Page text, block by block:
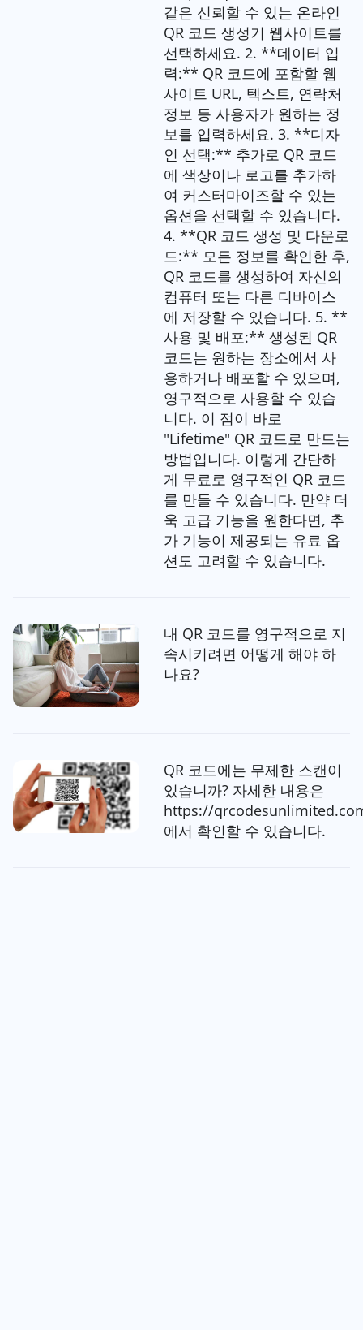
같은 신뢰할 수 있는 온라인
QR 코드 생성기 웹사이트를
선택하세요. 2. **데이터 입
력:** QR 코드에 포함할 웹
사이트 URL, 텍스트, 연락처
정보 등 사용자가 원하는 정
보를 입력하세요. 3. **디자
인 선택:** 추가로 QR 코드
에 색상이나 로고를 추가하
여 커스터마이즈할 수 있는
옵션을 선택할 수 있습니다.
4. **QR 코드 생성 및 다운로
드:** 모든 정보를 확인한 후,
QR 코드를 생성하여 자신의
컴퓨터 또는 다른 디바이스
에 저장할 수 있습니다. 5. **
사용 및 배포:** 생성된 QR
코드는 원하는 장소에서 사
용하거나 배포할 수 있으며,
영구적으로 사용할 수 있습
니다. 이 점이 바로
"Lifetime" QR 코드로 만드는
방법입니다. 이렇게 간단하
게 무료로 영구적인 QR 코드
를 만들 수 있습니다. 만약 더
욱 고급 기능을 원한다면, 추
가 기능이 제공되는 유료 옵
션도 고려할 수 있습니다.
내 QR 코드를 영구적으로 지
속시키려면 어떻게 해야 하
나요?
QR 코드에는 무제한 스캔이
있습니까? 자세한 내용은
https://
에서 확인할 수 있습니다.